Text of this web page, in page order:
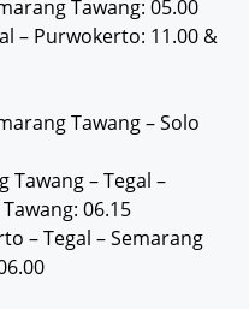
Tawang: 05.00
– Purwokerto: 11.00 &
Tawang – Solo
Tawang – Tegal –
06.15
– Tegal – Semarang